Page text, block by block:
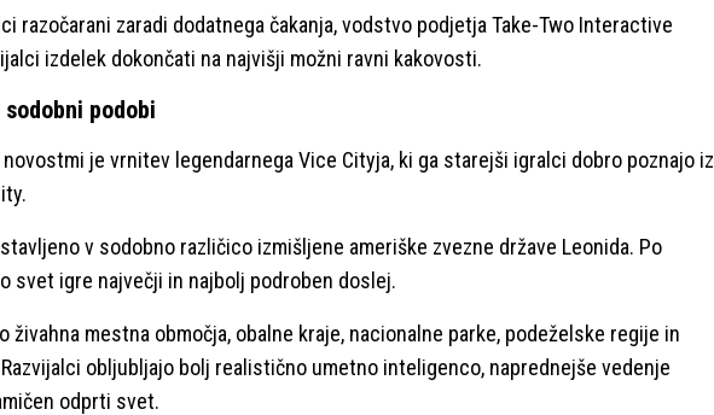
razočarani zaradi dodatnega čakanja, vodstvo podjetja Take-Two Interactive
izdelek dokončati na najvišji možni ravni kakovosti.
podobi
je vrnitev legendarnega Vice Cityja, ki ga starejši igralci dobro poznajo iz
v sodobno različico izmišljene ameriške zvezne države Leonida. Po
svet igre največji in najbolj podroben doslej.
živahna mestna območja, obalne kraje, nacionalne parke, podeželske regije in
obljubljajo bolj realistično umetno inteligenco, naprednejše vedenje
odprti svet.